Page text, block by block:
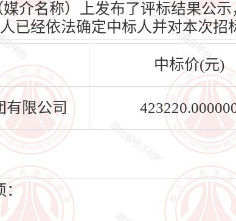
媒介名称）上发布了评标结果公
已经依法确定中标人并对本次招
中标价(元)
有限公司
：